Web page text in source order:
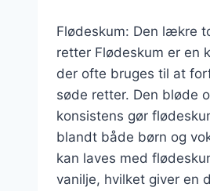
Flødeskum: Den lækre
retter Flødeskum er en
der ofte bruges til at
søde retter. Den bløde
konsistens gør
blandt både børn og
kan laves med
vanilje, hvilket giver en